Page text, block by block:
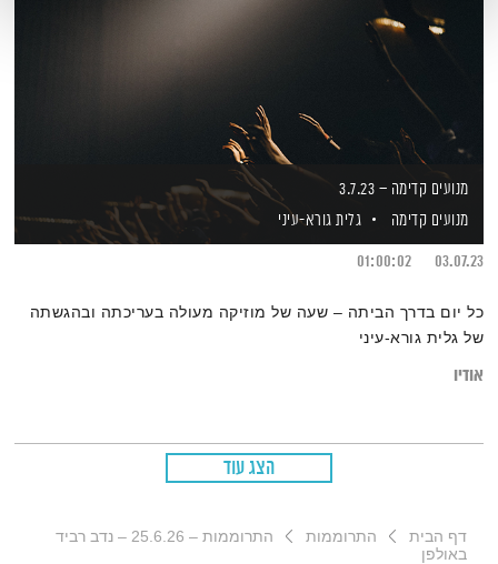
מנועים קדימה – 3.7.23
מנועים קדימה
גלית גורא-עיני
03.07.23
01:00:02
כל יום בדרך הביתה – שעה של מוזיקה מעולה בעריכתה ובהגשתה
של גלית גורא-עיני
אודיו
הצג עוד
דף הבית התרוממות
התרוממות – 25.6.26 – נדב רביד
באולפן